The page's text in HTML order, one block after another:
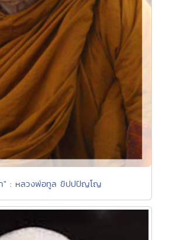
" : หลวงพ่อทูล ขิปปปัญโญ